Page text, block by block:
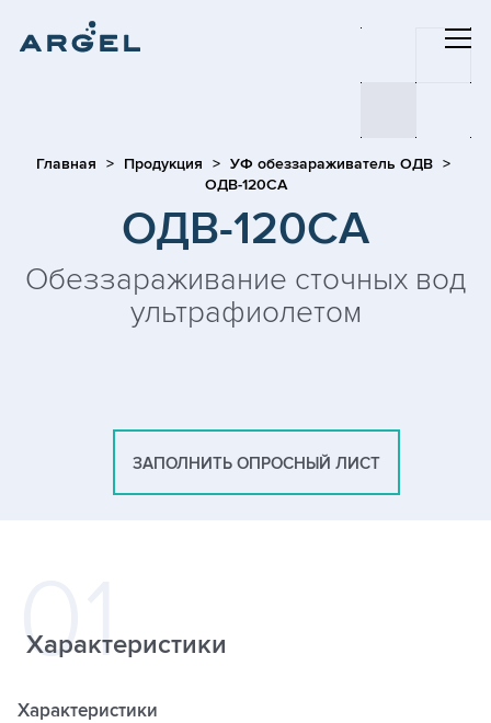
Главная Продукция
УФ обеззараживатель ОДВ
ОДВ-120СА
ОДВ-120СА
Обеззараживание сточных вод
ультрафиолетом
ЗАПОЛНИТЬ ОПРОСНЫЙ ЛИСТ
Характеристики
Характеристики